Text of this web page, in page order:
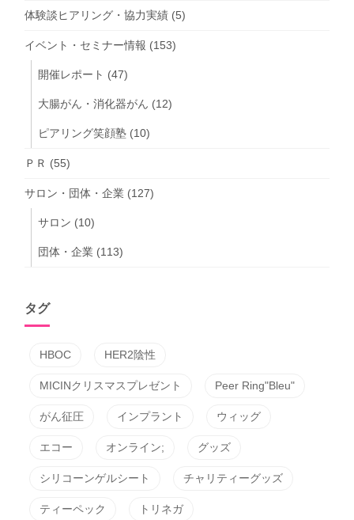
体験談ヒアリング・協力実績 (5)
イベント・セミナー情報 (153)
開催レポート (47)
大腸がん・消化器がん (12)
ピアリング笑顔塾 (10)
ＰＲ (55)
サロン・団体・企業 (127)
サロン (10)
団体・企業 (113)
タグ
HBOC HER2陰性
MICINクリスマスプレゼント Peer Ring"Bleu"
がん征圧 インプラント ウィッグ
エコー オンライン; グッズ
シリコーンゲルシート チャリティーグッズ
ティーペック トリネガ